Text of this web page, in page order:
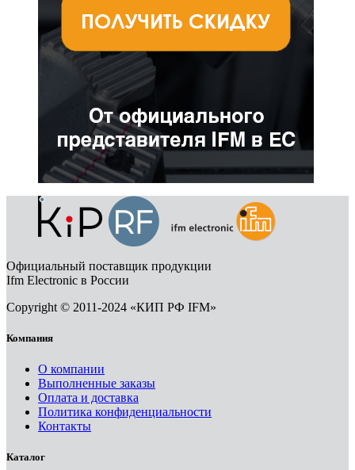
Официальный поставщик продукции
Ifm Electronic в России
Copyright © 2011-2024 «КИП РФ IFM»
Компания
О компании
Выполненные заказы
Оплата и доставка
Политика конфиденциальности
Контакты
Каталог